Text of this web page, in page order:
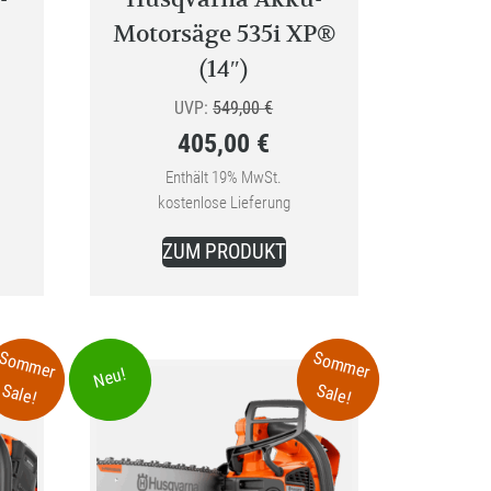
Motorsäge 535i XP®
(14″)
UVP: 549,00€Ursprünglicher
war:
549,00 €
405,00 €
Aktueller
Preis
ist:
Enthält 19% MwSt.
kostenlose Lieferung
ZUM PRODUKT
Sale!
Sommer
Sale!
Neu!